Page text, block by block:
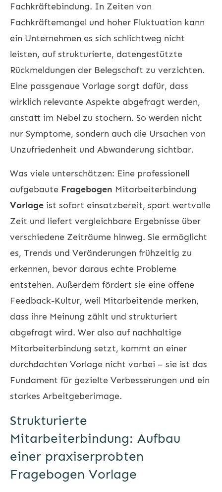
Fachkräftebindung. In Zeiten von
Fachkräftemangel und hoher Fluktuation kann
ein Unternehmen es sich schlichtweg nicht
leisten, auf strukturierte, datengestützte
Rückmeldungen der Belegschaft zu verzichten.
Eine passgenaue Vorlage sorgt dafür, dass
wirklich relevante Aspekte abgefragt werden,
anstatt im Nebel zu stochern. So werden nicht
nur Symptome, sondern auch die Ursachen von
Unzufriedenheit und Abwanderung sichtbar.
Was viele unterschätzen: Eine professionell
aufgebaute Fragebogen Mitarbeiterbindung
Vorlage ist sofort einsatzbereit, spart wertvolle
Zeit und liefert vergleichbare Ergebnisse über
verschiedene Zeiträume hinweg. Sie ermöglicht
es, Trends und Veränderungen frühzeitig zu
erkennen, bevor daraus echte Probleme
entstehen. Außerdem fördert sie eine offene
Feedback-Kultur, weil Mitarbeitende merken,
dass ihre Meinung zählt und strukturiert
abgefragt wird. Wer also auf nachhaltige
Mitarbeiterbindung setzt, kommt an einer
durchdachten Vorlage nicht vorbei – sie ist das
Fundament für gezielte Verbesserungen und ein
starkes Arbeitgeberimage.
Strukturierte
Mitarbeiterbindung: Aufbau
einer praxiserprobten
Fragebogen Vorlage